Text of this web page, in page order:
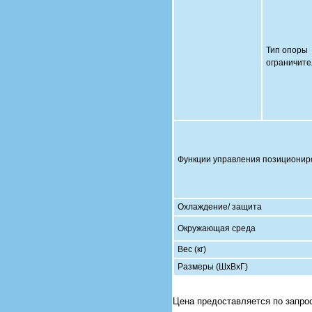
Тип опоры
Функции управления
Охлаждение/ защита
Окружающая среда
Вес (кг)
Размеры (ШхВхГ)
Цена предоставляется по